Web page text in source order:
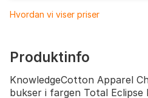
Hvordan vi viser priser
Produktinfo
KnowledgeCotton Apparel
bukser i fargen Total